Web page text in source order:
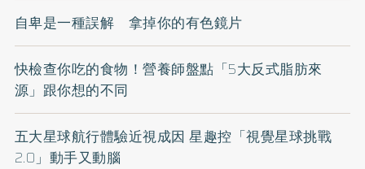
自卑是一種誤解 拿掉你的有色鏡片
快檢查你吃的食物！營養師盤點「5大反式脂肪來
源」跟你想的不同
五大星球航行體驗近視成因 星趣控「視覺星球挑戰
2.0」動手又動腦